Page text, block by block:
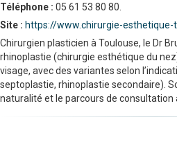
Téléphone : 05 61 53 80 80.
Site : https://www.chirurgie-
Chirurgien plasticien à Toulouse, le Dr
rhinoplastie (chirurgie esthétique du
visage, avec des variantes selon
septoplastie, rhinoplastie secondaire).
naturalité et le parcours de consultation